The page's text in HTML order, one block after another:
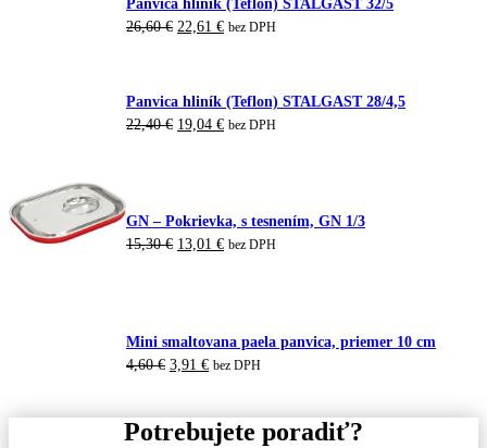
26,60€ Pôvodná
22,61 €Aktuálna
bez DPH
Panvica hliník (Teflon) STALGAST 28/4,5
22,40€ Pôvodná
19,04 €Aktuálna
bez DPH
GN – Pokrievka, s tesnením, GN 1/3
15,30€ Pôvodná
13,01 €Aktuálna
bez DPH
Mini smaltovana paela panvica, priemer 10 cm
4,60€ Pôvodná
4,60 €.
3,91 €Aktuálna
3,91 €.
bez DPH
Potrebujete poradiť?